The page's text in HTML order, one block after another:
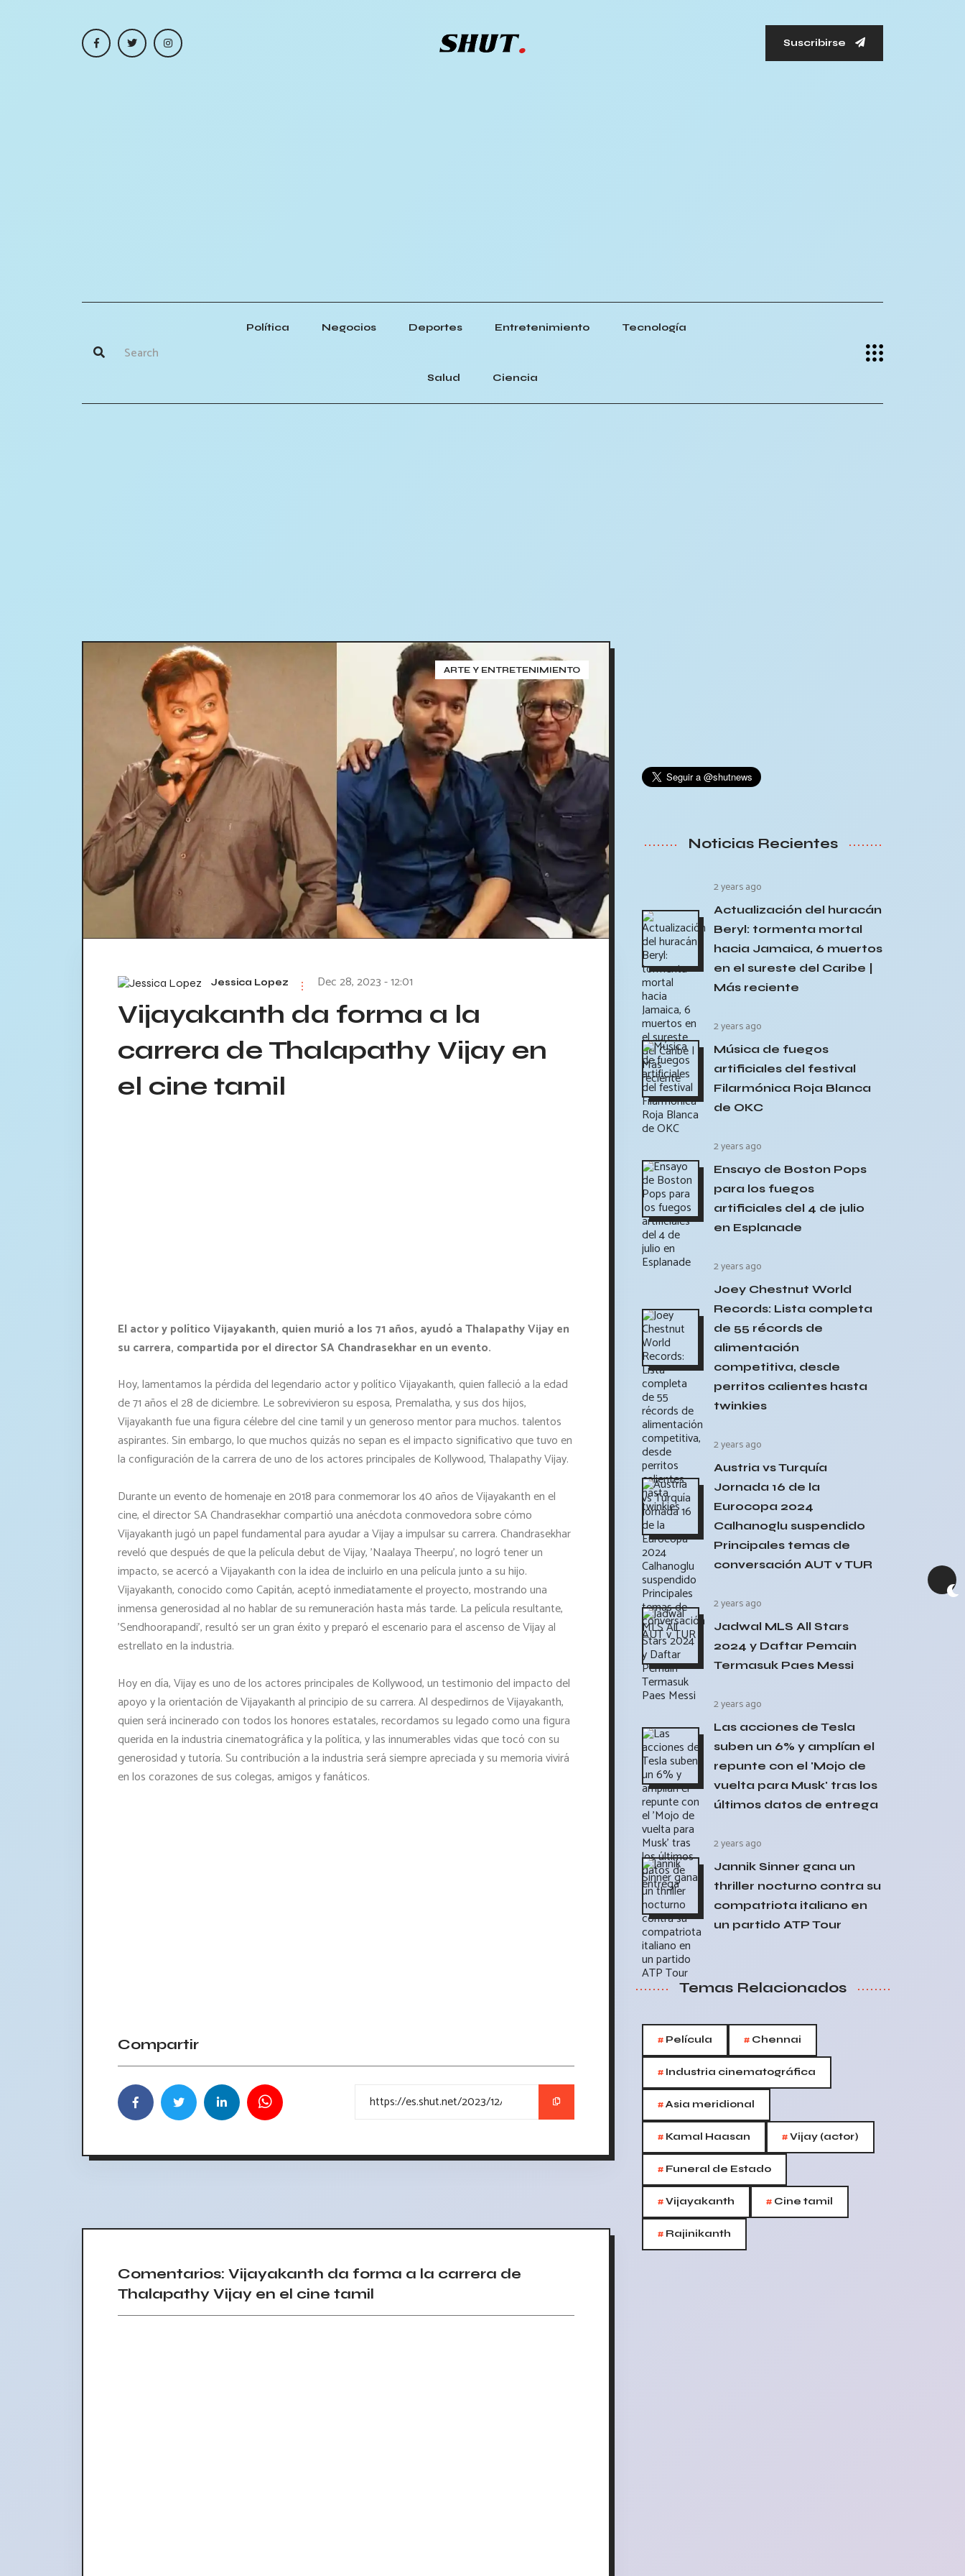
Suscribirse
Política Negocios Deportes Entretenimiento Tecnología
Salud Ciencia
ARTE Y ENTRETENIMIENTO
Jessica Lopez Dec 28, 2023 - 12:01
Vijayakanth da forma a la
carrera de Thalapathy Vijay en
el cine tamil
El actor y político Vijayakanth, quien murió a los 71 años, ayudó a Thalapathy Vijay en
su carrera, compartida por el director SA Chandrasekhar en un evento.
Hoy, lamentamos la pérdida del legendario actor y político Vijayakanth, quien falleció a la edad
de 71 años el 28 de diciembre. Le sobrevivieron su esposa, Premalatha, y sus dos hijos,
Vijayakanth fue una figura célebre del cine tamil y un generoso mentor para muchos. talentos
aspirantes. Sin embargo, lo que muchos quizás no sepan es el impacto significativo que tuvo en
la configuración de la carrera de uno de los actores principales de Kollywood, Thalapathy Vijay.
Durante un evento de homenaje en 2018 para conmemorar los 40 años de Vijayakanth en el
cine, el director SA Chandrasekhar compartió una anécdota conmovedora sobre cómo
Vijayakanth jugó un papel fundamental para ayudar a Vijay a impulsar su carrera. Chandrasekhar
reveló que después de que la película debut de Vijay, 'Naalaya Theerpu', no logró tener un
impacto, se acercó a Vijayakanth con la idea de incluirlo en una película junto a su hijo.
Vijayakanth, conocido como Capitán, aceptó inmediatamente el proyecto, mostrando una
inmensa generosidad al no hablar de su remuneración hasta más tarde. La película resultante,
'Sendhoorapandi', resultó ser un gran éxito y preparó el escenario para el ascenso de Vijay al
estrellato en la industria.
Hoy en día, Vijay es uno de los actores principales de Kollywood, un testimonio del impacto del
apoyo y la orientación de Vijayakanth al principio de su carrera. Al despedirnos de Vijayakanth,
quien será incinerado con todos los honores estatales, recordamos su legado como una figura
querida en la industria cinematográfica y la política, y las innumerables vidas que tocó con su
generosidad y tutoría. Su contribución a la industria será siempre apreciada y su memoria vivirá
en los corazones de sus colegas, amigos y fanáticos.
Compartir
Comentarios: Vijayakanth da forma a la carrera de
Thalapathy Vijay en el cine tamil
Noticias Recientes
2 years ago
Actualización del huracán
Beryl: tormenta mortal
hacia Jamaica, 6 muertos
en el sureste del Caribe |
Más reciente
2 years ago
Música de fuegos
artificiales del festival
Filarmónica Roja Blanca
de OKC
2 years ago
Ensayo de Boston Pops
para los fuegos
artificiales del 4 de julio
en Esplanade
2 years ago
Joey Chestnut World
Records: Lista completa
de 55 récords de
alimentación
competitiva, desde
perritos calientes hasta
twinkies
2 years ago
Austria vs Turquía
Jornada 16 de la
Eurocopa 2024
Calhanoglu suspendido
Principales temas de
conversación AUT v TUR
2 years ago
Jadwal MLS All Stars
2024 y Daftar Pemain
Termasuk Paes Messi
2 years ago
Las acciones de Tesla
suben un 6% y amplían el
repunte con el 'Mojo de
vuelta para Musk' tras los
últimos datos de entrega
2 years ago
Jannik Sinner gana un
thriller nocturno contra su
compatriota italiano en
un partido ATP Tour
Temas Relacionados
# Película # Chennai
# Industria cinematográfica
#Asia meridional
# Kamal Haasan #Vijay (actor)
# Funeral de Estado
#Vijayakanth # Cine tamil
# Rajinikanth